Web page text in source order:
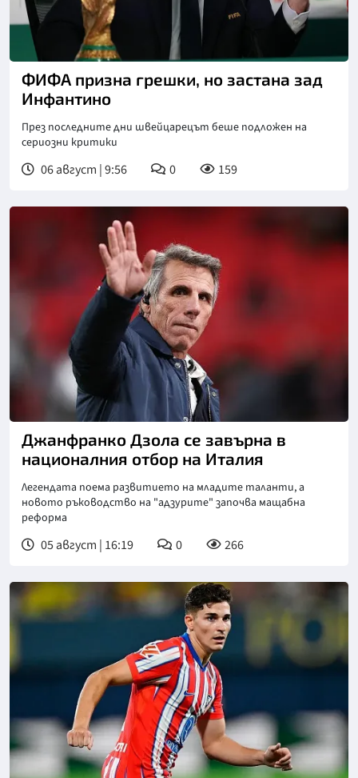
Снимка: Асошиейтед прес
ФИФА призна грешки, но застана зад
Инфантино
През последните дни швейцарецът беше подложен на
сериозни критики
06 август | 9:56 0 159
Снимка: goggle
Джанфранко Дзола се завърна в
националния отбор на Италия
Легендата поема развитието на младите таланти, а
новото ръководство на "адзурите" започва мащабна
реформа
05 август | 16:19 0 266